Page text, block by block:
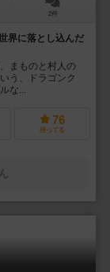
2件
界に落とし込んだ
まものと村人の
う、ドラゴンク
な...
76
持ってる